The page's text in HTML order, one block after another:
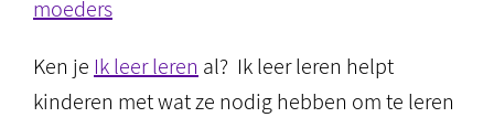
moeders
Ken je Ik leer leren al? Ik leer leren helpt
kinderen met wat ze nodig hebben om te leren